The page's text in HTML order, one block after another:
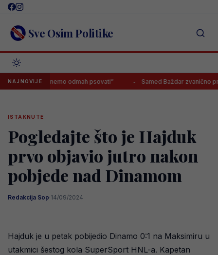
Skip
content Sve Osim Politike
NAJNOVIJE
da krenemo odmah psovati” Samed Baždar zvanično
ISTAKNUTE
Pogledajte što je Hajduk
prvo objavio jutro nakon
pobjede nad Dinamom
Redakcija Sop·14/09/2024
Hajduk je u petak pobijedio Dinamo 0:1 na Maksimiru u
utakmici šestog kola SuperSport HNL-a. Kapetan